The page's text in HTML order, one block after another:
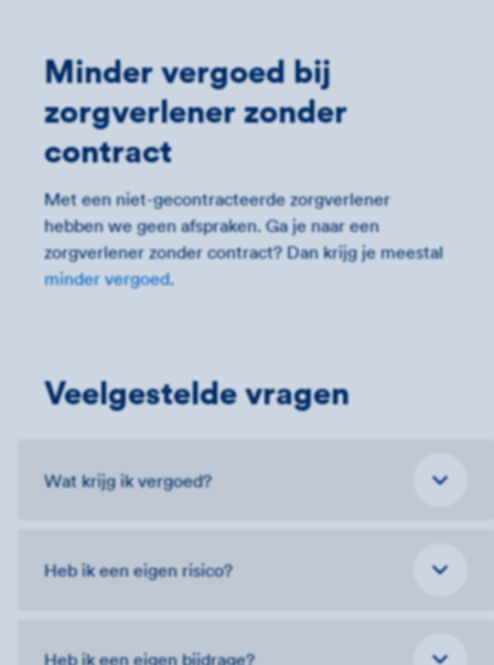
Minder vergoed bij
zorgverlener zonder
contract
Met een niet-gecontracteerde zorgverlener
hebben we geen afspraken. Ga je naar een
zorgverlener zonder contract? Dan krijg je meestal
minder vergoed.
Veelgestelde vragen
Wat krijg ik vergoed?
Heb ik een eigen risico?
Heb ik een eigen bijdrage?